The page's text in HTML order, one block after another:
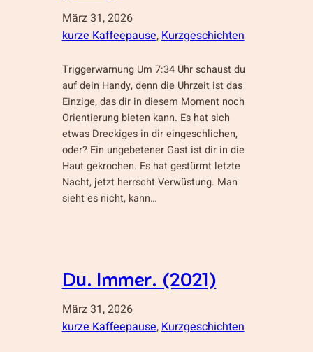
März 31, 2026
kurze Kaffeepause, Kurzgeschichten
Triggerwarnung Um 7:34 Uhr schaust du
auf dein Handy, denn die Uhrzeit ist das
Einzige, das dir in diesem Moment noch
Orientierung bieten kann. Es hat sich
etwas Dreckiges in dir eingeschlichen,
oder? Ein ungebetener Gast ist dir in die
Haut gekrochen. Es hat gestürmt letzte
Nacht, jetzt herrscht Verwüstung. Man
sieht es nicht, kann…
Du. Immer. (2021)
März 31, 2026
kurze Kaffeepause, Kurzgeschichten